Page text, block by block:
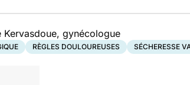
Kervasdoue, gynécologue
RÈGLES DOULOUREUSES SÉCHERESSE